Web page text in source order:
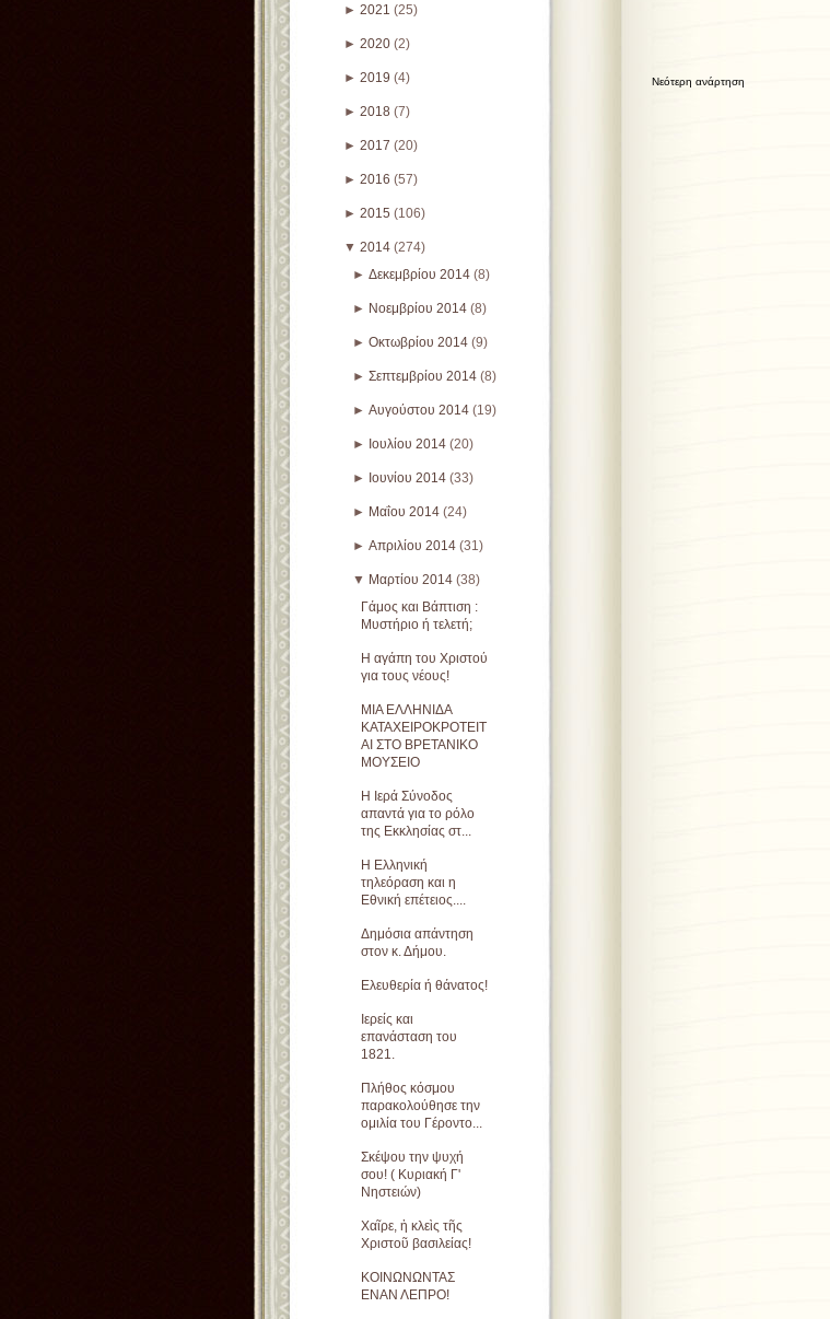
► 2021 (25)
► 2020 (2)
► 2019 (4)
► 2018 (7)
► 2017 (20)
► 2016 (57)
► 2015 (106)
▼ 2014 (274)
► Δεκεμβρίου 2014 (8)
► Νοεμβρίου 2014 (8)
► Οκτωβρίου 2014 (9)
► Σεπτεμβρίου 2014 (8)
► Αυγούστου 2014 (19)
► Ιουλίου 2014 (20)
► Ιουνίου 2014 (33)
► Μαΐου 2014 (24)
► Απριλίου 2014 (31)
▼ Μαρτίου 2014 (38)
Γάμος και Βάπτιση :
Μυστήριο ή τελετή;
Η αγάπη του Χριστού
για τους νέους!
ΜΙΑ ΕΛΛΗΝΙΔΑ
ΚΑΤΑΧΕΙΡΟΚΡΟΤΕΙΤ
ΑΙ ΣΤΟ ΒΡΕΤΑΝΙΚΟ
ΜΟΥΣΕΙΟ
Η Ιερά Σύνοδος
απαντά για το ρόλο
της Εκκλησίας στ...
Η Ελληνική
τηλεόραση και η
Εθνική επέτειος....
Δημόσια απάντηση
στον κ. Δήμου.
Ελευθερία ή θάνατος!
Ιερείς και
επανάσταση του
1821.
Πλήθος κόσμου
παρακολούθησε την
ομιλία του Γέροντο...
Σκέψου την ψυχή
σου! ( Κυριακή Γ'
Νηστειών)
Χαῖρε, ἡ κλεὶς τῆς
Χριστοῦ βασιλείας!
ΚΟΙΝΩΝΩΝΤΑΣ
ΕΝΑΝ ΛΕΠΡΟ!
Νεότερη ανάρτηση